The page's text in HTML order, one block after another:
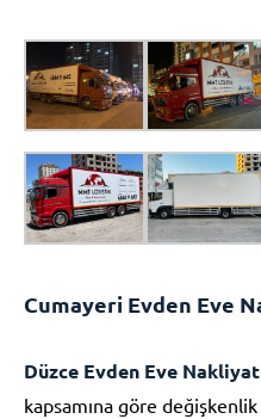
Cumayeri Evden Eve
Düzce Evden Eve Nakliyat
kapsamına göre